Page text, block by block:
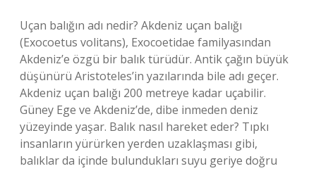
Uçan balığın adı nedir? Akdeniz uçan balığı
(Exocoetus volitans), Exocoetidae familyasından
Akdeniz’e özgü bir balık türüdür. Antik çağın büyük
düşünürü Aristoteles’in yazılarında bile adı geçer.
Akdeniz uçan balığı 200 metreye kadar uçabilir.
Güney Ege ve Akdeniz’de, dibe inmeden deniz
yüzeyinde yaşar. Balık nasıl hareket eder? Tıpkı
insanların yürürken yerden uzaklaşması gibi,
balıklar da içinde bulundukları suyu geriye doğru